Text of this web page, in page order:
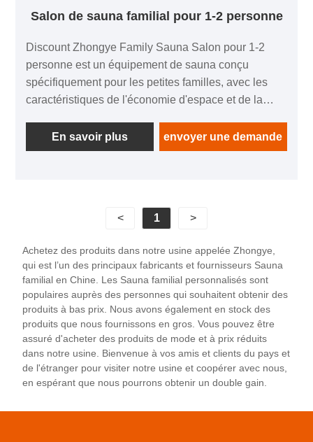
Salon de sauna familial pour 1-2 personne
Discount Zhongye Family Sauna Salon pour 1-2
personne est un équipement de sauna conçu
spécifiquement pour les petites familles, avec les
caractéristiques de l'économie d'espace et de la
raisonnable et peut accueillir jusqu'à deux
personnes, ce qui le rend très adapté aux couples
comme la pruche ou le cèdre, qui a non seulement
une texture naturelle et belle, mais aussi résistante à
équipée d'un poêle à sauna efficace et d'un système
de contrôle de la température précis, offrant une
expérience de sauna finlandaise classique. Dans le
même temps, la conception de l'éclairage est
élégante, combinant des lumières de lecture LED
avec des bandes lumineuses cachées pour créer
une atmosphère confortable. De plus, il a également
plusieurs méthodes de chauffage et options
de la température et de l'humidité de la loi lointaine,
En savoir plus envoyer une demande
< 1 >
Achetez des produits dans notre usine appelée Zhongye,
qui est l’un des principaux fabricants et fournisseurs Sauna
familial en Chine. Les Sauna familial personnalisés sont
populaires auprès des personnes qui souhaitent obtenir des
produits à bas prix. Nous avons également en stock des
produits que nous fournissons en gros. Vous pouvez être
assuré d'acheter des produits de mode et à prix réduits
dans notre usine. Bienvenue à vos amis et clients du pays et
de l'étranger pour visiter notre usine et coopérer avec nous,
en espérant que nous pourrons obtenir un double gain.